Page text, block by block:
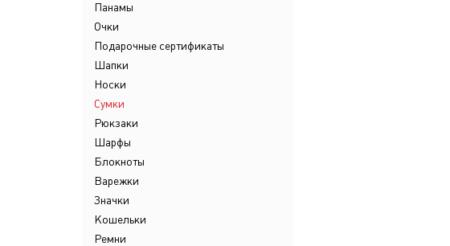
Панамы
Очки
Подарочные сертификаты
Шапки
Носки
Сумки
Рюкзаки
Шарфы
Блокноты
Варежки
Значки
Кошельки
Ремни